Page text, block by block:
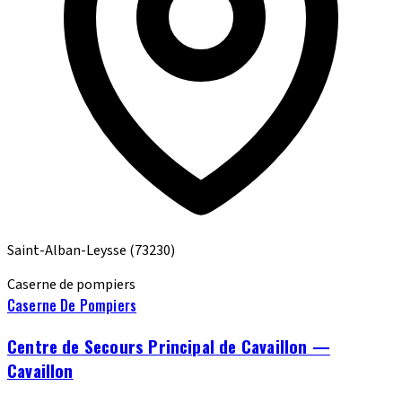
Saint-Alban-Leysse (73230)
Caserne de pompiers
Caserne De Pompiers
Centre de Secours Principal de Cavaillon —
Cavaillon